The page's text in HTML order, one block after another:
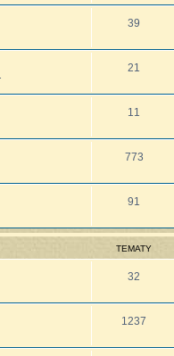
39
21
11
773
91
TEMATY
32
1237